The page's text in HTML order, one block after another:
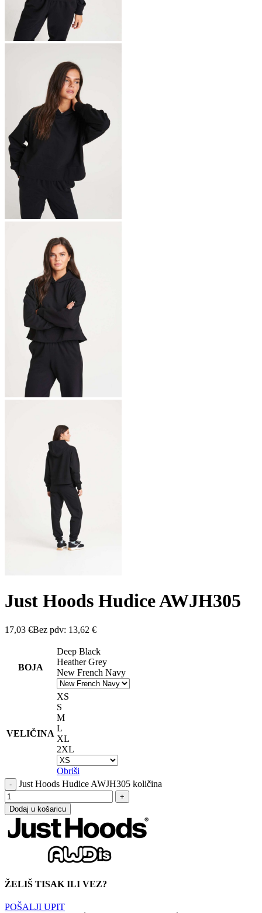
Just Hoods Hudice AWJH305
17,03 €Bez pdv: 13,62 €
BOJA
Deep Black
Heather Grey
New French Navy
VELIČINA
XS
S
M
L
XL
2XL
Obriši
Just Hoods Hudice AWJH305 količina
Dodaj u košaricu
ŽELIŠ TISAK ILI VEZ?
POŠALJI UPIT